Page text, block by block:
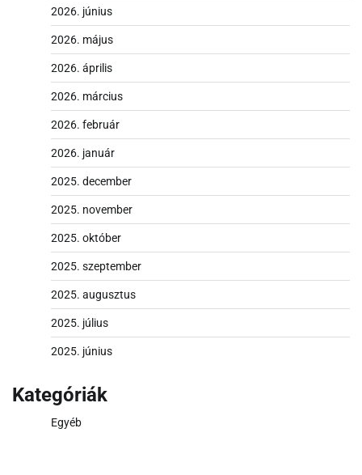
2026. június
2026. május
2026. április
2026. március
2026. február
2026. január
2025. december
2025. november
2025. október
2025. szeptember
2025. augusztus
2025. július
2025. június
Kategóriák
Egyéb